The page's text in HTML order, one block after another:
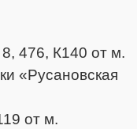
476, К140 от м.
«Русановская
от м.